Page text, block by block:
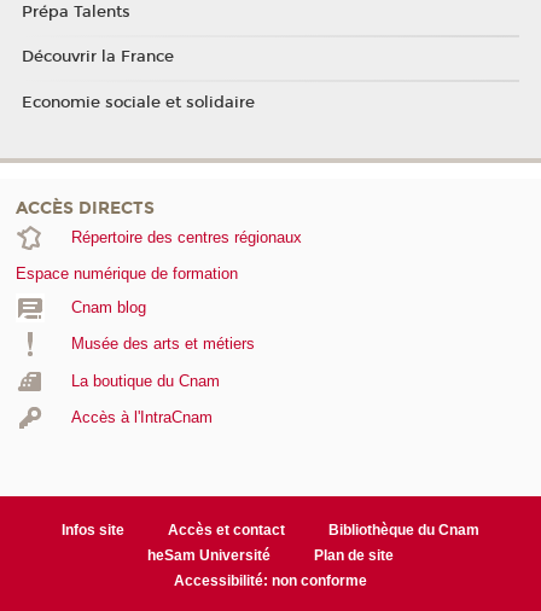
Prépa Talents
Découvrir la France
Economie sociale et solidaire
ACCÈS DIRECTS
Répertoire des centres régionaux
Espace numérique de formation
Cnam blog
Musée des arts et métiers
La boutique du Cnam
Accès à l'IntraCnam
Infos site Accès et contact
Bibliothèque du Cnam
heSam Université
Plan de site
Accessibilité: non conforme